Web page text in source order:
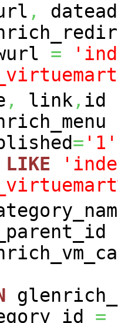
,
=
, link, id
= '1'
LIKE
=